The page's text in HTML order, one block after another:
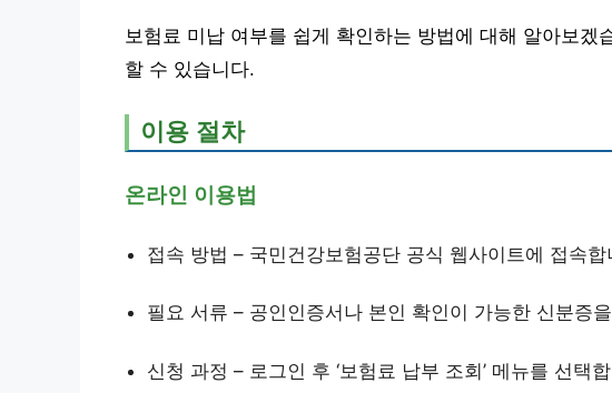
보험료 미납 여부를 쉽게 확인하는 방법에 대해 알아보겠
할 수 있습니다.
이용 절차
온라인 이용법
접속 방법 – 국민건강보험공단 공식 웹사이트에 접속합
필요 서류 – 공인인증서나 본인 확인이 가능한 신분증
신청 과정 – 로그인 후 ‘보험료 납부 조회’ 메뉴를 선택